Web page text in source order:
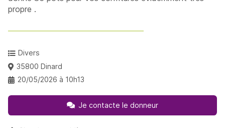
propre .
Divers
35800 Dinard
20/05/2026 à 10h13
Je contacte le donneur